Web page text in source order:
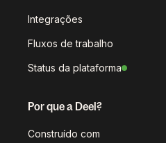
Integrações
Fluxos de trabalho
Status da plataforma
Por que a Deel?
Construído com